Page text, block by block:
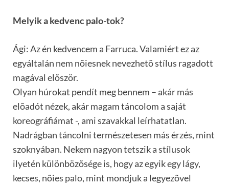
Melyik a kedvenc palo-tok?
Ági: Az én kedvencem a Farruca. Valamiért ez az
egyáltalán nem nõiesnek nevezhetõ stílus ragadott
magával elõször.
Olyan húrokat pendít meg bennem – akár más
elõadót nézek, akár magam táncolom a saját
koreográfiámat -, ami szavakkal leírhatatlan.
Nadrágban táncolni természetesen más érzés, mint
szoknyában. Nekem nagyon tetszik a stílusok
ilyetén különbözõsége is, hogy az egyik egy lágy,
kecses, nõies palo, mint mondjuk a legyezõvel